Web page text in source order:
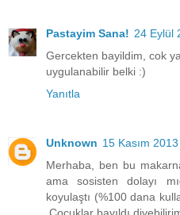
Pastayim Sana! 24 Eylül
Gercekten bayildim, cok
uygulanabilir belki :)
Yanıtla
Unknown 15 Kasım
Merhaba, ben bu
ama sosisten dolayı
koyulaştı (%100 dana